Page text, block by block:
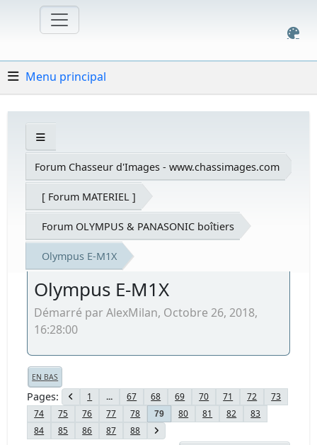
Menu principal
Forum Chasseur d'Images - www.chassimages.com
[ Forum MATERIEL ]
Forum OLYMPUS & PANASONIC boîtiers
Olympus E-M1X
Olympus E-M1X
Démarré par AlexMilan, Octobre 26, 2018,
16:28:00
EN BAS
Pages 1 ... 67 68 69 70 71 72
73
74
75 76 77 78 79 80 81 82
83
84
85 86 87 88